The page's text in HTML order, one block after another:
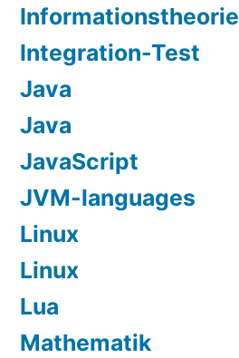
Informationstheorie
Integration-Test
Java
Java
JavaScript
JVM-languages
Linux
Linux
Lua
Mathematik